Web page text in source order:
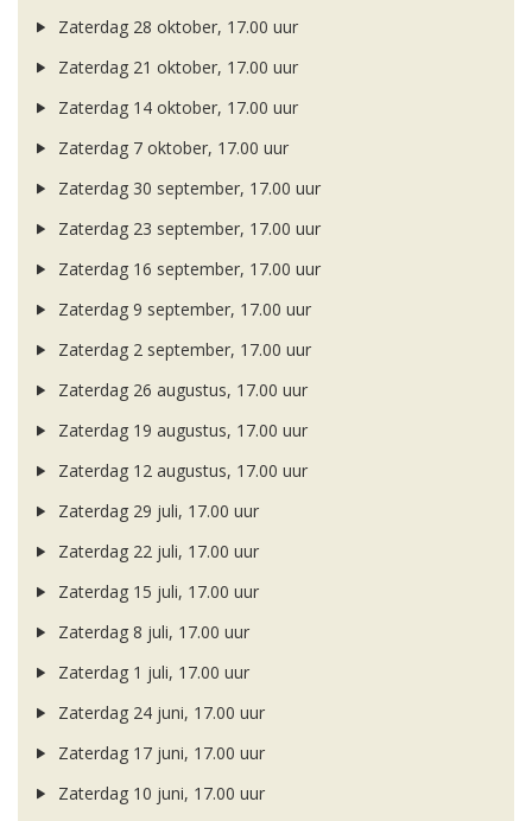
Zaterdag 28 oktober, 17.00 uur
Zaterdag 21 oktober, 17.00 uur
Zaterdag 14 oktober, 17.00 uur
Zaterdag 7 oktober, 17.00 uur
Zaterdag 30 september, 17.00 uur
Zaterdag 23 september, 17.00 uur
Zaterdag 16 september, 17.00 uur
Zaterdag 9 september, 17.00 uur
Zaterdag 2 september, 17.00 uur
Zaterdag 26 augustus, 17.00 uur
Zaterdag 19 augustus, 17.00 uur
Zaterdag 12 augustus, 17.00 uur
Zaterdag 29 juli, 17.00 uur
Zaterdag 22 juli, 17.00 uur
Zaterdag 15 juli, 17.00 uur
Zaterdag 8 juli, 17.00 uur
Zaterdag 1 juli, 17.00 uur
Zaterdag 24 juni, 17.00 uur
Zaterdag 17 juni, 17.00 uur
Zaterdag 10 juni, 17.00 uur